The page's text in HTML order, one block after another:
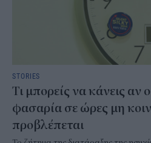
STORIES
Τι μπορείς να κάνεις αν
φασαρία σε ώρες μη
προβλέπεται